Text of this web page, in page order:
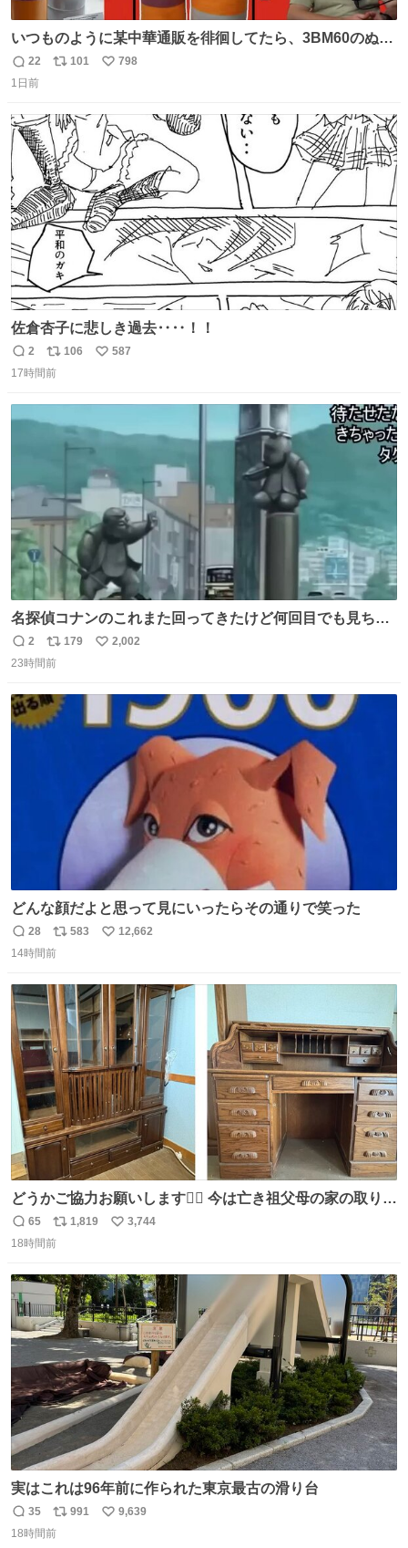
いつものように某中華通販を徘徊してたら、3BM60のぬい
ぐるみを発見してしまった…。
返
信
22
リ
ト
数
101
い
数
798
1日前
佐倉杏子に悲しき過去‥‥！！
返
信
2
リ
ポ
106
い
587
17時間前
名探偵コナンのこれまた回ってきたけど何回目でも見ちゃ
う魔力あるのよな
返
信
2
リ
ポ
ト
数
179
い
2,002
23時間前
どんな顔だよと思って見にいったらその通りで笑った
返
信
28
リ
ポ
ト
数
583
い
数
12,662
14時間前
どうかご協力お願いします🙇‍♂️ 今は亡き祖父母の家の取り壊
しが決まり、どうしても処分して欲しくない食器棚と机の
引き取り手を探しております この2つは私の祖母が当初一
さで亡くなりましたが、この家具達をとても大切にしてお
りました 続く↓
返
信
65
リ
ポ
ト
数
1,819
い
数
3,744
18時間前
実はこれは96年前に作られた東京最古の滑り台
返
信
35
リ
ポ
991
い
9,639
18時間前